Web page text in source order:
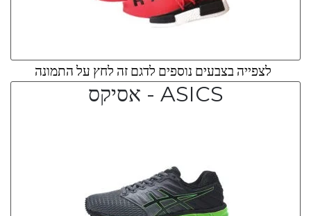
לצפייה בצבעים נוספים לדגם זה לחץ על התמונה
ASICS - אסיקס